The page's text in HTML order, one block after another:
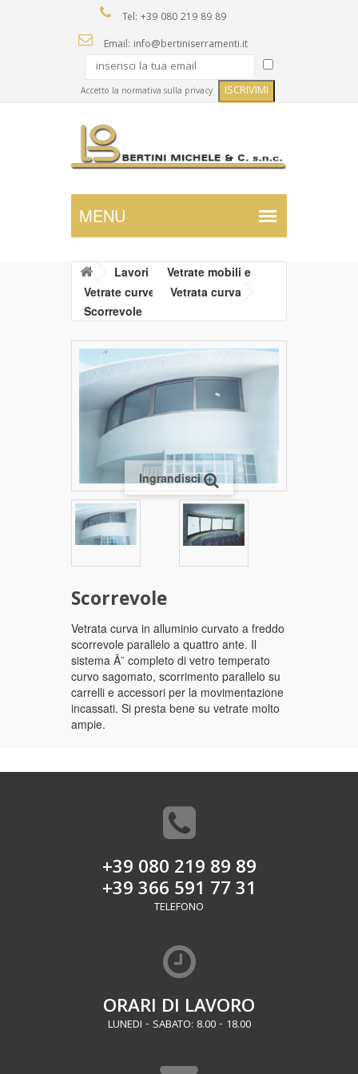
Tel: +39 080 219 89 89
Email: info@bertiniserramenti.it
Accetto la normativa sulla privacy
Lavori
Vetrate mobili e
Vetrate curve
Vetrata curva
Scorrevole
Ingrandisci
Scorrevole
Vetrata curva in alluminio curvato a freddo
scorrevole parallelo a quattro ante. Il
sistema Ã¨ completo di vetro temperato
curvo sagomato, scorrimento parallelo su
carrelli e accessori per la movimentazione
incassati. Si presta bene su vetrate molto
ampie.
+39 080 219 89 89
+39 366 591 77 31
TELEFONO
ORARI DI LAVORO
LUNEDI - SABATO: 8.00 - 18.00